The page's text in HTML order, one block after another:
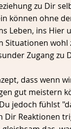
zu Dir
können ohne
Leben, ins Hier
Situationen
Zugang zu
dass wenn
gut meistern
jedoch fühlst
Dir Reaktionen